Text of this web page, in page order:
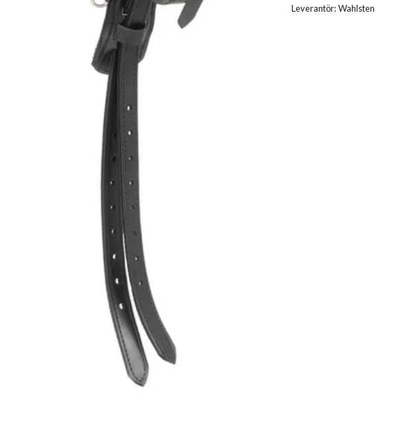
Leverantör:Wahlsten